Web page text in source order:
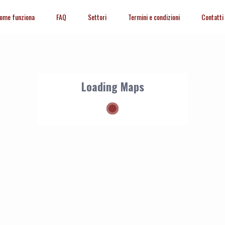
funziona FAQ Settori Termini e condizioni Contatti
Loading Maps